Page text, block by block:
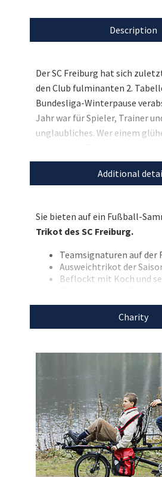
Description
Der SC Freiburg hat sich
den Club fulminanten 2.
Bundesliga-Winterpause
Jahr war für Spieler, Trainer
unglaubliches. Wer einem
nun unterm Tannenbaum die
nächsten Anpfiff versüßen
geniale Gelegenheit auf ein
beliebten Teams aus dem
Sie mit!
Entdecken Sie bei uns auch
einzigartige
Additional
Sie bieten auf ein Fußball-
Trikot des SC Freiburg.
Teamsignaturen auf der
Ausweichtrikot der
Beflockt mit Koch und
Marke: hummel
Farbe: blau
Charity